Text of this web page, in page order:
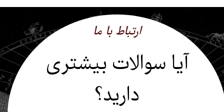
ارتباط با ما
آیا سوالات بیشتری
دارید؟